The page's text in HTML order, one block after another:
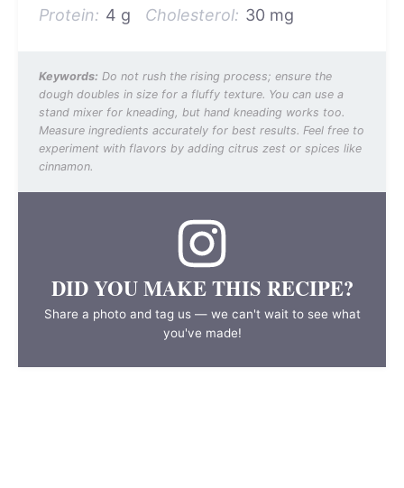
Protein: 4 g Cholesterol: 30 mg
Keywords: Do not rush the rising process; ensure the
dough doubles in size for a fluffy texture. You can use a
stand mixer for kneading, but hand kneading works too.
Measure ingredients accurately for best results. Feel free to
experiment with flavors by adding citrus zest or spices like
cinnamon.
DID YOU MAKE THIS RECIPE?
Share a photo and tag us — we can't wait to see what
you've made!